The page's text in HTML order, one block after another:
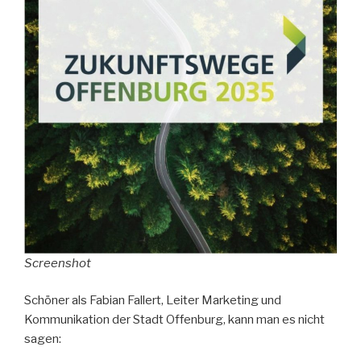
Screenshot
Schöner als Fabian Fallert, Leiter Marketing und
Kommunikation der Stadt Offenburg, kann man es nicht
sagen: